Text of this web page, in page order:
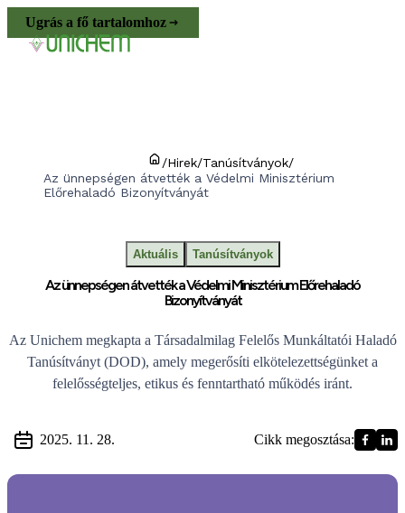
Ugrás a fő tartalomhoz
/Hirek/Tanúsítványok/
Az ünnepségen átvették a Védelmi Minisztérium
Előrehaladó Bizonyítványát
Aktuális Tanúsítványok
Az ünnepségen átvették a Védelmi Minisztérium Előrehaladó
Bizonyítványát
Az Unichem megkapta a Társadalmilag Felelős Munkáltatói Haladó
Tanúsítványt (DOD), amely megerősíti elkötelezettségünket a
felelősségteljes, etikus és fenntartható működés iránt.
2025. 11. 28. Cikk megosztása: